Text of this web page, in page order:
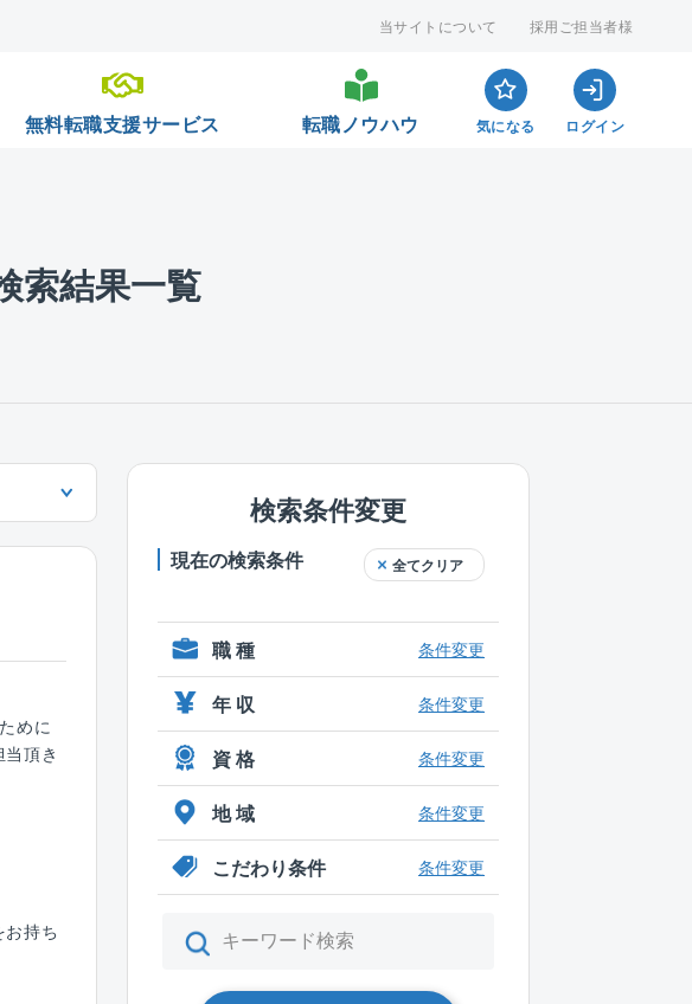
当サイトについて 採用ご担当者様
無料転職支援サービス 転職ノウハウ 気になる ログイン
索結果一覧
めに
頂き
イク
ー等
援・
廃棄
対応
お持ち
検索条件変更
現在の検索条件 全てクリア
職 種 条件変更
年 収 条件変更
資 格 条件変更
地 域 条件変更
こだわり条件 条件変更